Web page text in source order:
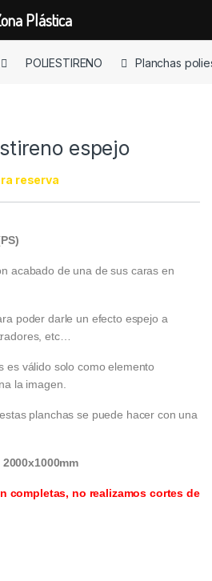
POLIESTIRENO Planchas
espejo
reserva
acabado de una de sus caras en
poder darle un efecto espejo a
etc…
es válido solo como elemento
la imagen.
planchas se puede hacer con una
completas, no realizamos cortes de
Plástica